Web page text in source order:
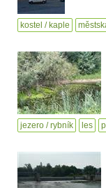
kostel / kaple
jezero / rybník les